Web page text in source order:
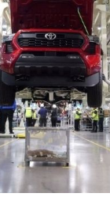
grado 304.
composición
y contar
y gestión